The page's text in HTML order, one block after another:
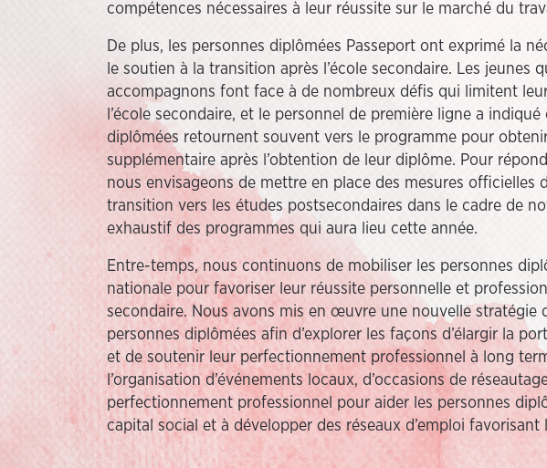
compétences nécessaires à leur réussite sur le marché du
De plus, les personnes diplômées Passeport ont exprimé la
le soutien à la transition après l’école secondaire. Les jeunes
accompagnons font face à de nombreux défis qui limitent
l’école secondaire, et le personnel de première ligne a indiqué
diplômées retournent souvent vers le programme pour
supplémentaire après l’obtention de leur diplôme. Pour
nous envisageons de mettre en place des mesures officielles
transition vers les études postsecondaires dans le cadre de
exhaustif des programmes qui aura lieu cette année.
Entre-temps, nous continuons de mobiliser les personnes
nationale pour favoriser leur réussite personnelle et
secondaire. Nous avons mis en œuvre une nouvelle stratégie
personnes diplômées afin d’explorer les façons d’élargir la
et de soutenir leur perfectionnement professionnel à long
l’organisation d’événements locaux, d’occasions de
perfectionnement professionnel pour aider les personnes
capital social et à développer des réseaux d’emploi favorisant